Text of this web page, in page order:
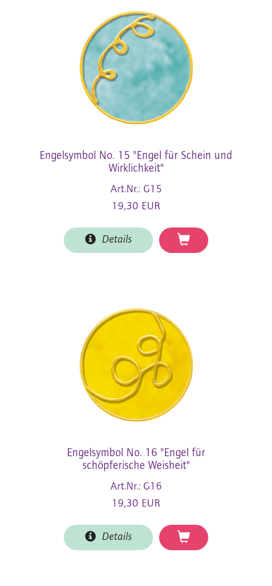
Engelsymbol No. 15 "Engel für Schein und
Wirklichkeit"
Art.Nr.: G15
19,30 EUR
Details
Engelsymbol No. 16 "Engel für
schöpferische Weisheit"
Art.Nr.: G16
19,30 EUR
Details